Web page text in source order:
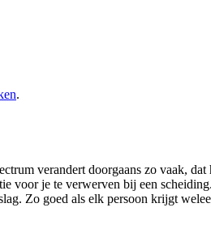
.
verandert doorgaans zo vaak,
voor je te verwerven bij een
Zo goed als elk persoon krijgt